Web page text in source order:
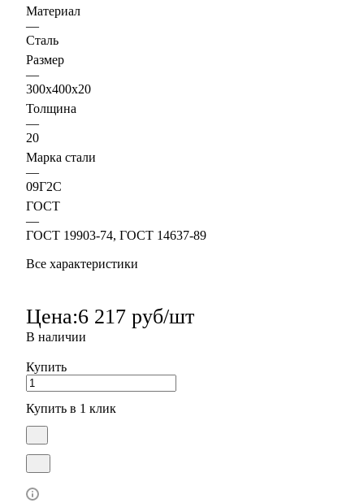
Материал
—
Сталь
Размер
—
300х400х20
Толщина
—
20
Марка стали
—
09Г2С
ГОСТ
—
ГОСТ 19903-74, ГОСТ 14637-89
Все характеристики
Цена:6 217 руб/шт
В наличии
Купить
Купить в 1 клик